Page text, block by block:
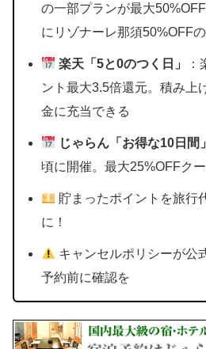
の一部プランが最大
にリゾナーレ那須50%OFF
楽天「5と0のつく日」
ント最大3.5倍還元。積み上
金に充当できる
じゃらん「お得な10日間」
頃に開催。最大25%OFFク
貯まったポイントを旅行
に！
キャンセルポリシーが公
予約前に確認を